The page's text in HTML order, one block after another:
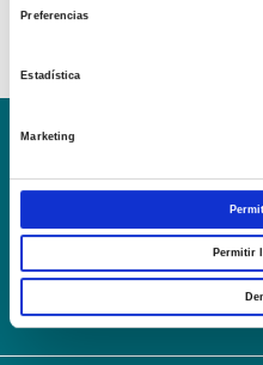
Preferencias
Estadística
Marketing
Permitir
AVISO LEGAL – TÉRMINOS Y
Contacto